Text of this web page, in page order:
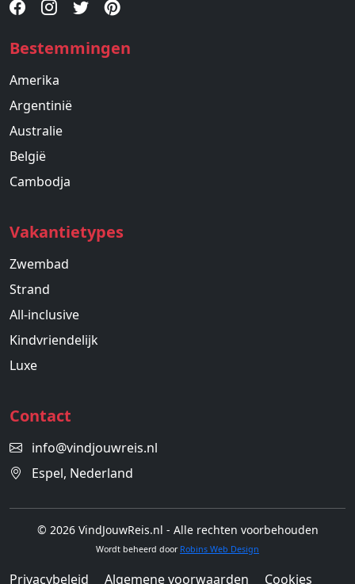
Bestemmingen
Amerika
Argentinië
Australie
België
Cambodja
Vakantietypes
Zwembad
Strand
All-inclusive
Kindvriendelijk
Luxe
Contact
info@vindjouwreis.nl
Espel, Nederland
© 2026 VindJouwReis.nl - Alle rechten voorbehouden
Wordt beheerd door Robins Web Design
Privacybeleid Algemene voorwaarden Cookies